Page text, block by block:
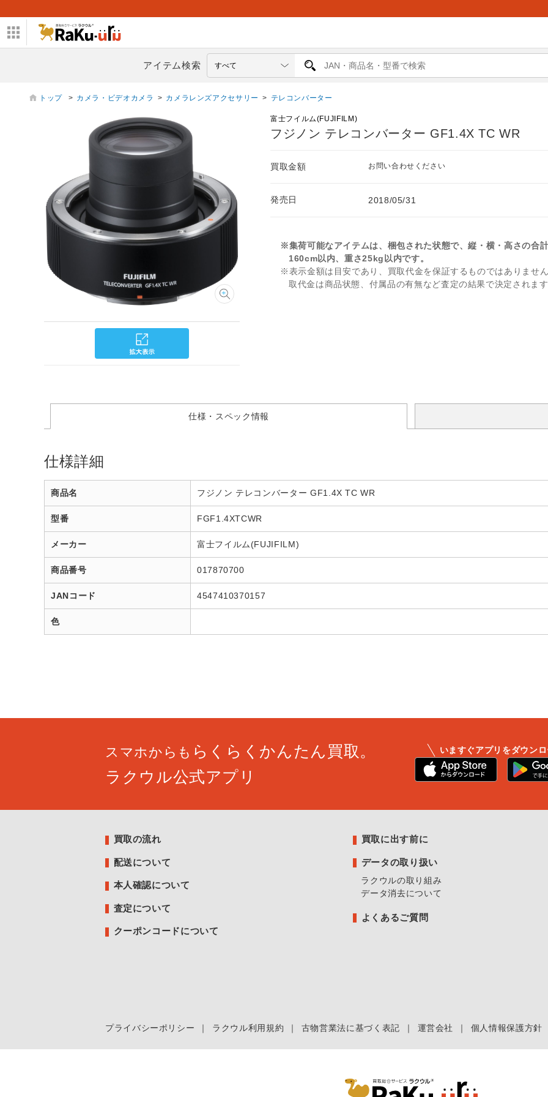
アイテム検索
トップ > カメラ・ビデオカメラ > カメラレンズアクセサリー > テレコンバーター
富士フイルム(FUJIFILM)
フジノン テレコンバーター GF1.4X TC WR
買取金額 お問い合わせください
発売日 2018/05/31
※集荷可能なアイテムは、梱包された状態で、縦・横・高さの合
160cm以内、重さ25kg以内です。
※表示金額は目安であり、買取代金を保証するものではありませ
取代金は商品状態、付属品の有無など査定の結果で決定されま
仕様・スペック情報
仕様詳細
商品名 フジノン テレコンバーター GF1.4X TC WR
型番 FGF1.4XTCWR
メーカー 富士フイルム(FUJIFILM)
商品番号 017870700
JANコード 4547410370157
色
スマホからも らくらくかんたん買取。
ラクウル公式アプリ
いますぐアプリをダウン
買取の流れ
配送について
本人確認について
査定について
クーポンコードについて
買取に出す前に
データの取り扱い
ラクウルの取り組み
データ消去について
よくあるご質問
プライバシーポリシー ｜ ラクウル利用規約 ｜ 古物営業法に基づく表記 ｜ 運営会社 ｜ 個人情報保護方針